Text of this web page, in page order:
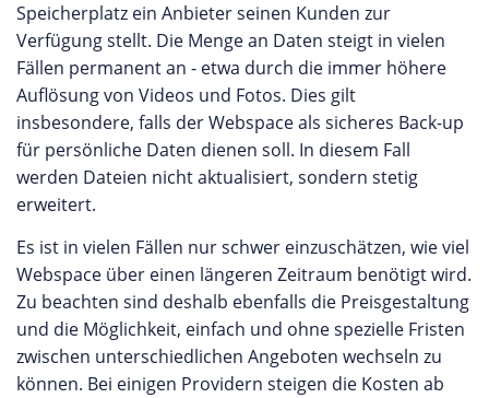
Speicherplatz ein Anbieter seinen Kunden zur
Verfügung stellt. Die Menge an Daten steigt in vielen
Fällen permanent an - etwa durch die immer höhere
Auflösung von Videos und Fotos. Dies gilt
insbesondere, falls der Webspace als sicheres Back-up
für persönliche Daten dienen soll. In diesem Fall
werden Dateien nicht aktualisiert, sondern stetig
erweitert.
Es ist in vielen Fällen nur schwer einzuschätzen, wie viel
Webspace über einen längeren Zeitraum benötigt wird.
Zu beachten sind deshalb ebenfalls die Preisgestaltung
und die Möglichkeit, einfach und ohne spezielle Fristen
zwischen unterschiedlichen Angeboten wechseln zu
können. Bei einigen Providern steigen die Kosten ab